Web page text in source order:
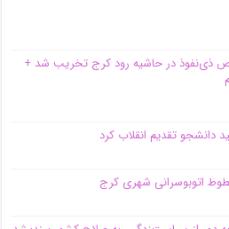
ذی‌نفوذ در حاشیه‌ رود کرج تخریب شد +